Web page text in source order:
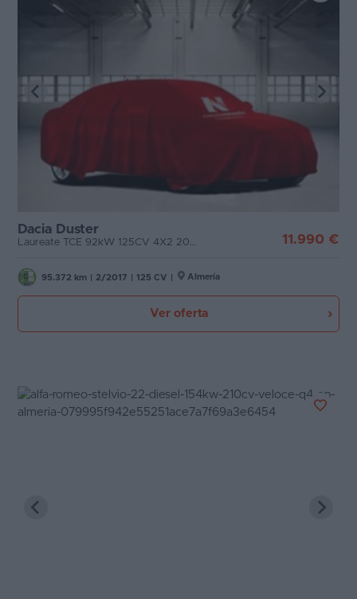
Dacia Duster
Laureate TCE 92kW 125CV 4X2 2017 11.990 €
95.372 km 2/2017 125 CV Almería
Ver oferta